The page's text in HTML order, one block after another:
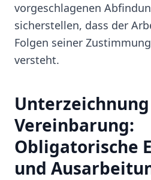
vorgeschlagenen
sicherstellen, dass der
Folgen seiner
versteht.
Vereinbarung:
Obligatorische
und